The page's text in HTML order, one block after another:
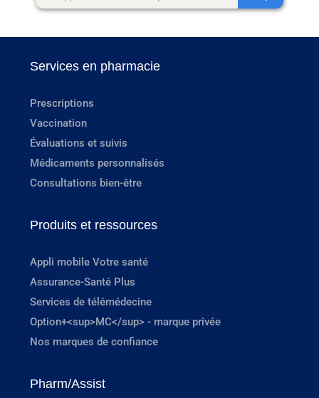
Services en pharmacie
Prescriptions
Vaccination
Évaluations et suivis
Médicaments personnalisés
Consultations bien-être
Produits et ressources
Appli mobile Votre santé
Assurance-Santé Plus
Services de télémédecine
Option+<sup>MC</sup> - marque privée
Nos marques de confiance
Pharm/Assist